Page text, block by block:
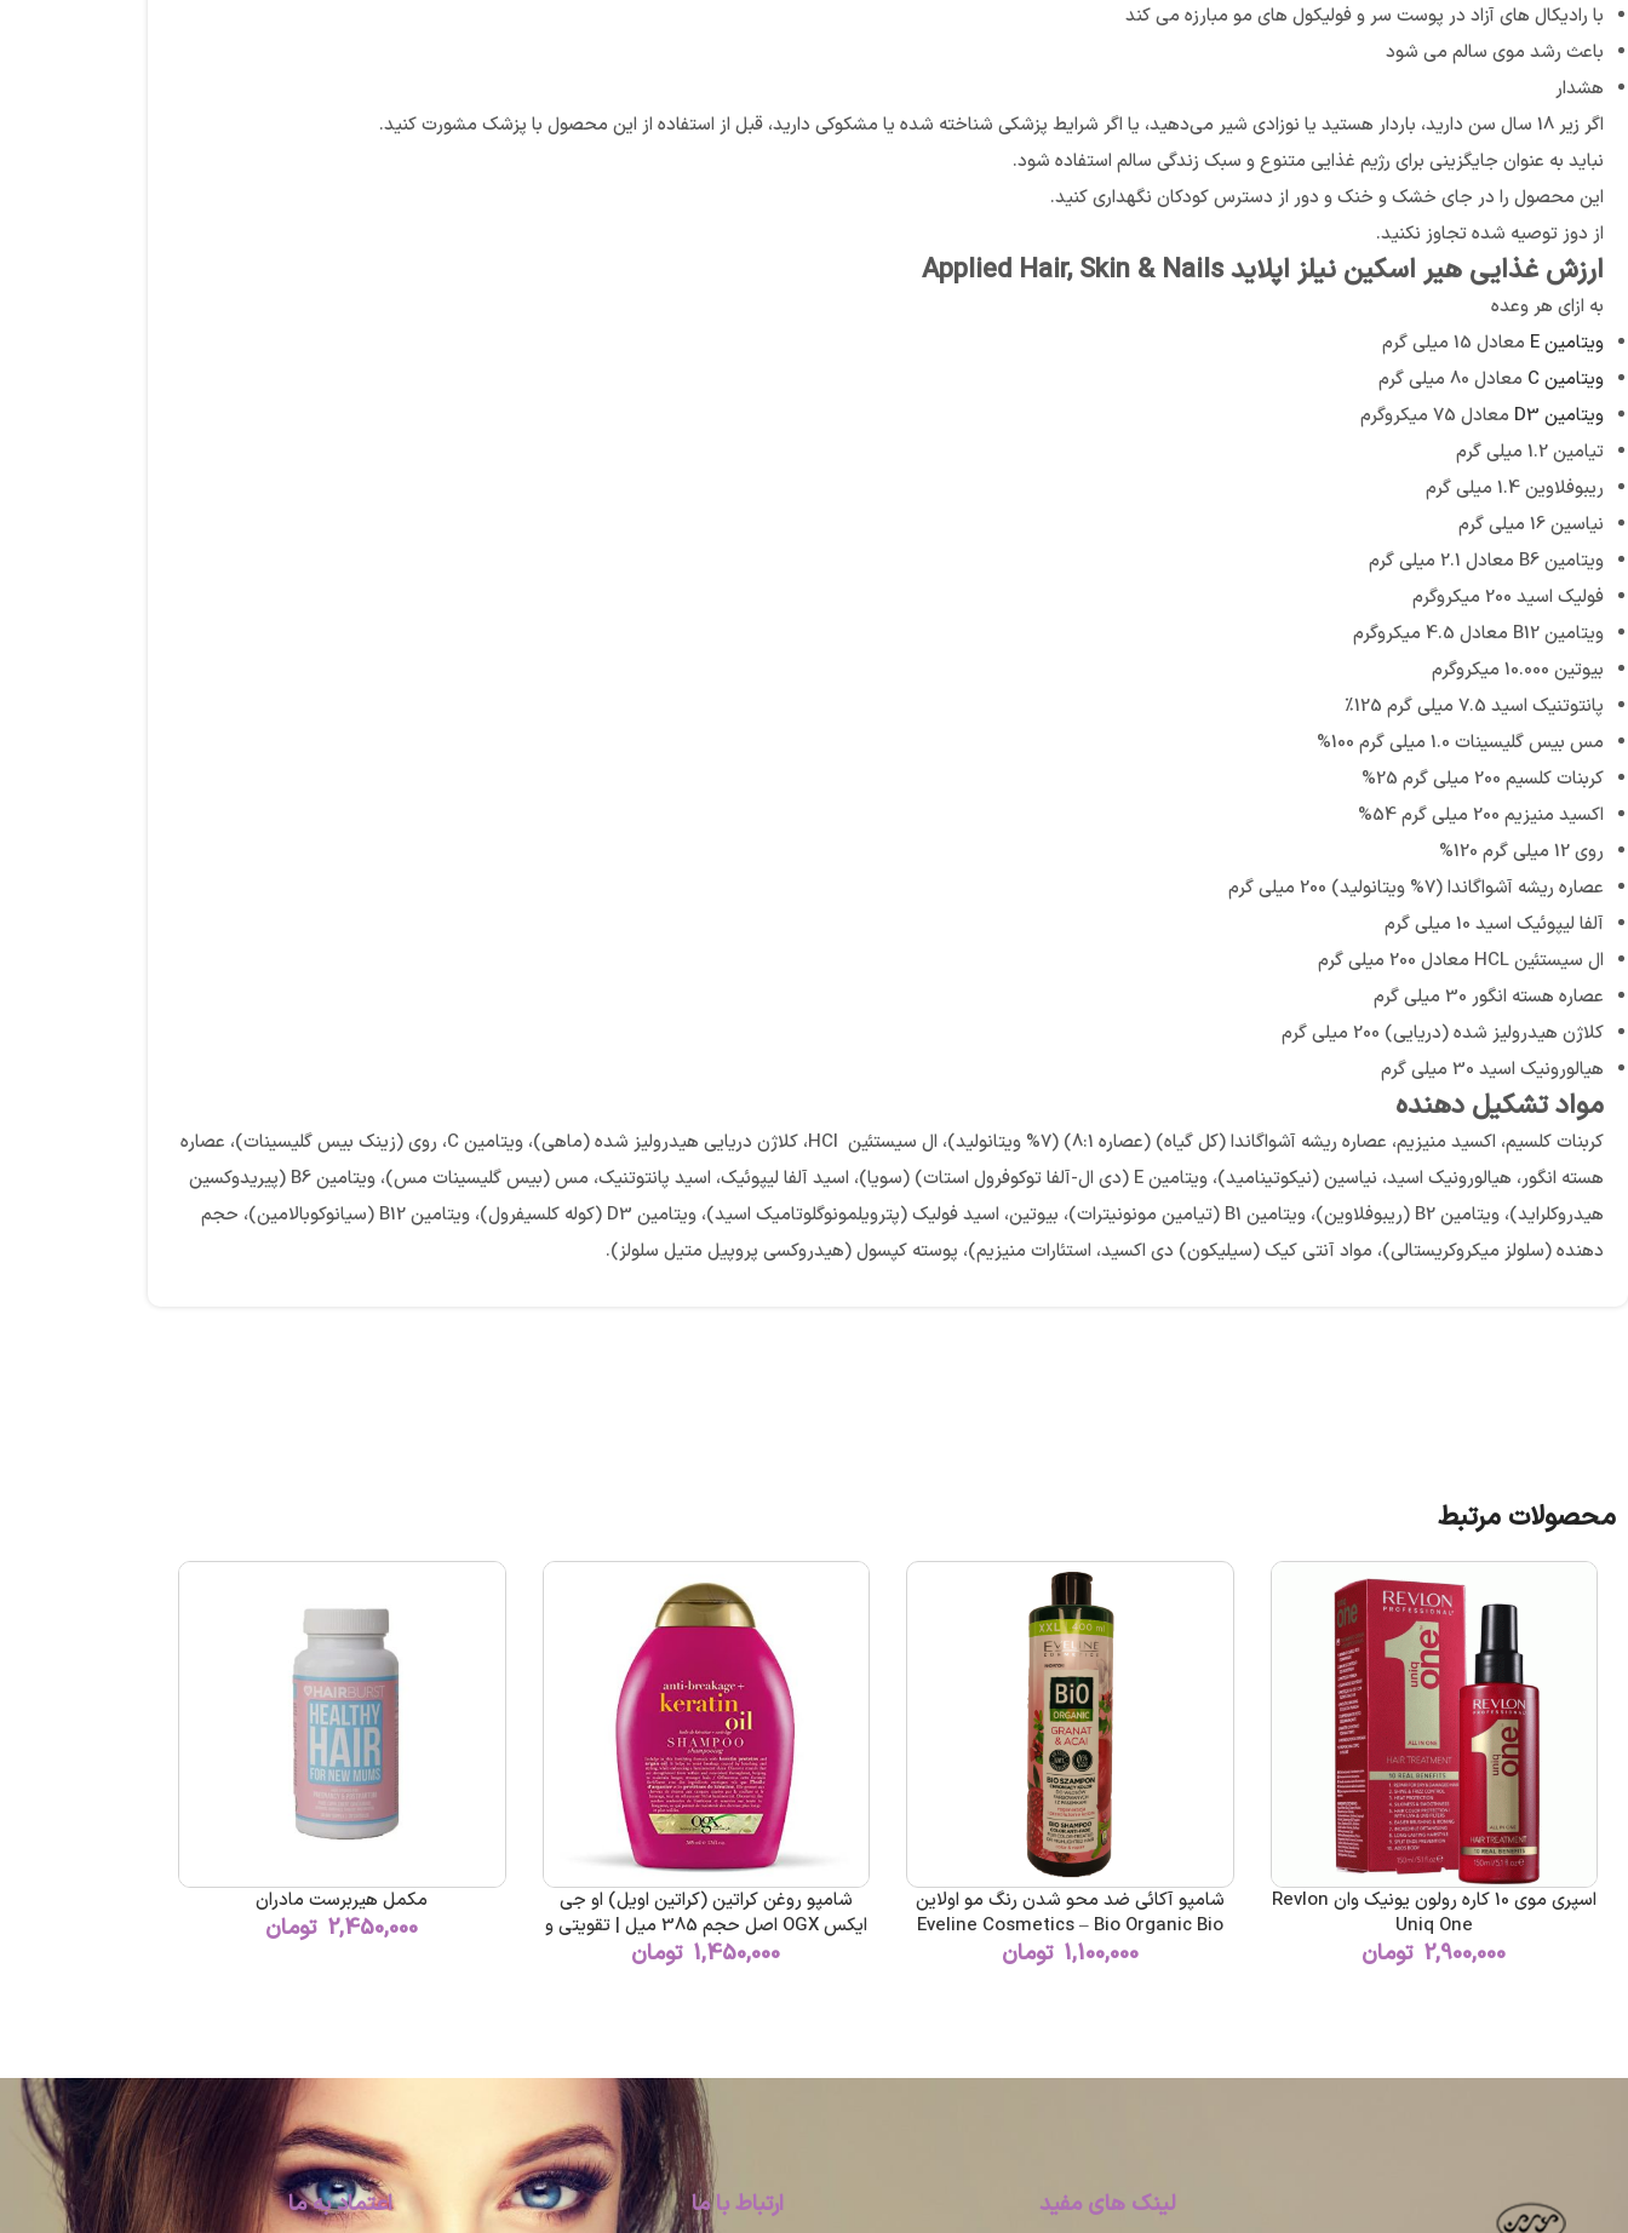
با رادیکال های آزاد در پوست سر و فولیکول های مو مبارزه می کند
باعث رشد موی سالم می شود
هشدار
اگر زیر 18 سال سن دارید، باردار هستید یا نوزادی شیر می‌دهید، یا اگر شرایط پزشکی شناخته شده یا مشکوکی دارید، قبل از استفاده از این محصول با پزشک مشورت کنید.
نباید به عنوان جایگزینی برای رژیم غذایی متنوع و سبک زندگی سالم استفاده شود.
این محصول را در جای خشک و خنک و دور از دسترس کودکان نگهداری کنید.
از دوز توصیه شده تجاوز نکنید.
ارزش غذایی هیر اسکین نیلز اپلاید Applied Hair, Skin & Nails
به ازای هر وعده
ویتامین E
معادل 15 میلی گرم
ویتامین C
معادل 80 میلی گرم
ویتامین D3
معادل 75 میکروگرم
تیامین 1.2 میلی گرم
ریبوفلاوین 1.4 میلی گرم
نیاسین 16 میلی گرم
ویتامین B6 معادل 2.1 میلی گرم
فولیک اسید 200 میکروگرم
ویتامین B12 معادل 4.5 میکروگرم
بیوتین 10.000 میکروگرم
پانتوتنیک اسید 7.5 میلی گرم 125٪
مس بیس گلیسینات 1.0 میلی گرم 100%
کربنات کلسیم 200 میلی گرم 25%
اکسید منیزیم 200 میلی گرم 54%
روی 12 میلی گرم 120%
عصاره ریشه آشواگاندا (7% ویتانولید) 200 میلی گرم
آلفا لیپوئیک اسید 10 میلی گرم
ال سیستئین HCL معادل 200 میلی گرم
عصاره هسته انگور 30 میلی گرم
کلاژن هیدرولیز شده (دریایی) 200 میلی گرم
هیالورونیک اسید 30 میلی گرم
مواد تشکیل دهنده
کربنات کلسیم، اکسید منیزیم، عصاره ریشه آشواگاندا (کل گیاه) (عصاره 8:1) (7% ویتانولید)، ال سیستئین HCl، کلاژن دریایی هیدرولیز شده (ماهی)، ویتامین C، روی (زینک بیس گلیسینات)، عصاره
هسته انگور، هیالورونیک اسید، نیاسین (نیکوتینامید)، ویتامین E (دی ال-آلفا توکوفرول استات) (سویا)، اسید آلفا لیپوئیک، اسید پانتوتنیک، مس (بیس گلیسینات مس)، ویتامین B6 (پیریدوکسین
هیدروکلراید)، ویتامین B2 (ریبوفلاوین)، ویتامین B1 (تیامین مونونیترات)، بیوتین، اسید فولیک (پترویلمونوگلوتامیک اسید)، ویتامین D3 (کوله کلسیفرول)، ویتامین B12 (سیانوکوبالامین)، حجم
دهنده (سلولز میکروکریستالی)، مواد آنتی کیک (سیلیکون) دی اکسید، استئارات منیزیم)، پوسته کپسول (هیدروکسی پروپیل متیل سلولز).
محصولات مرتبط
اسپری موی 10 کاره رولون یونیک وان Revlon
Uniq One
2,900,000 تومان
شامپو آکائی ضد محو شدن رنگ مو اولاین
Eveline Cosmetics – Bio Organic Bio
Shampoo Color Anti-Fade Granat &
1,100,000 تومان
شامپو روغن کراتین (کراتین اویل) او جی
ایکس OGX اصل حجم 385 میل | تقویتی و
ضد موخوره قوی
1,450,000 تومان
مکمل هیربرست مادران
2,450,000 تومان
لینک های مفید ارتباط با ما اعتماد به ما